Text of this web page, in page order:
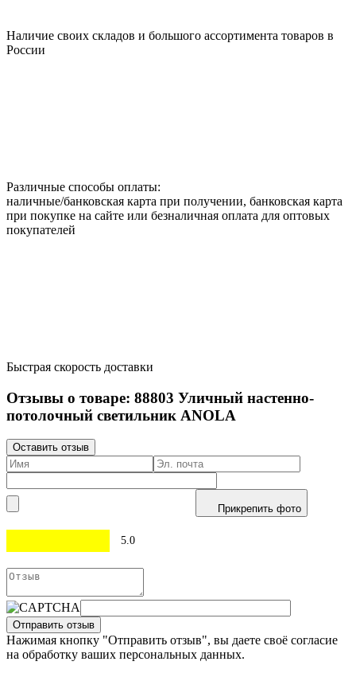
Наличие своих складов и большого ассортимента товаров в
России
Различные способы оплаты:
наличные/банковская карта при получении, банковская карта
при покупке на сайте или безналичная оплата для оптовых
покупателей
Быстрая скорость доставки
Отзывы о товаре: 88803 Уличный настенно-
потолочный светильник ANOLA
Оставить отзыв
Прикрепить фото
5.0
Отправить отзыв
Нажимая кнопку "Отправить отзыв", вы даете своё согласие
на обработку ваших персональных данных.